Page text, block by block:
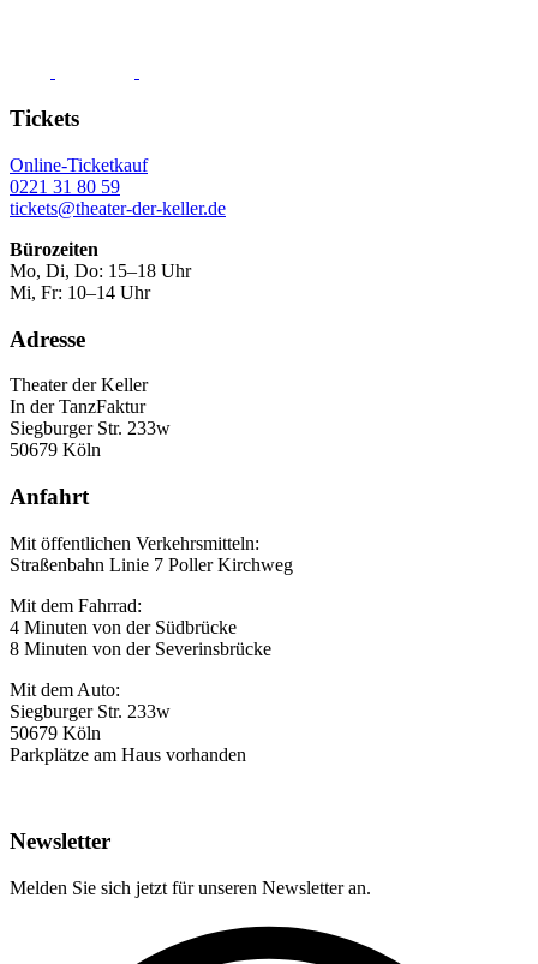
Tickets
Online-Ticketkauf
0221 31 80 59
tickets@theater-der-keller.de
Bürozeiten
Mo, Di, Do: 15–18 Uhr
Mi, Fr: 10–14 Uhr
Adresse
Theater der Keller
In der TanzFaktur
Siegburger Str. 233w
50679 Köln
Anfahrt
Mit öffentlichen Verkehrsmitteln:
Straßenbahn Linie 7 Poller Kirchweg
Mit dem Fahrrad:
4 Minuten von der Südbrücke
8 Minuten von der Severinsbrücke
Mit dem Auto:
Siegburger Str. 233w
50679 Köln
Parkplätze am Haus vorhanden
Newsletter
Melden Sie sich jetzt für unseren Newsletter an.